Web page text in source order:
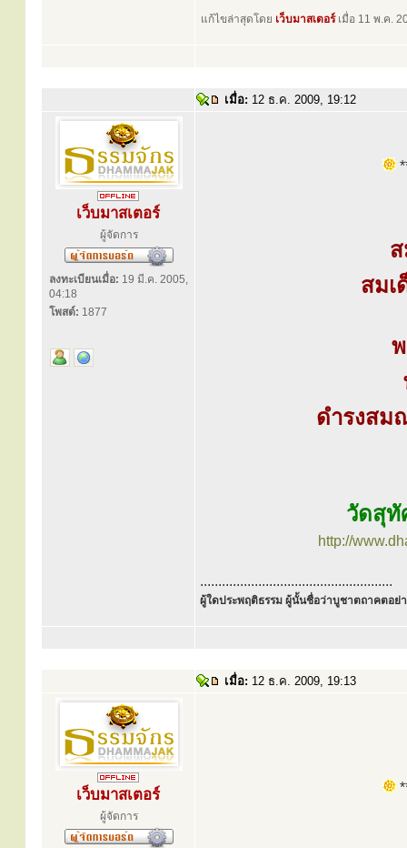
แก้ไขล่าสุดโดย เว็บมาสเตอร์เมื่อ 11 พ.ค.
เมื่อ: 12 ธ.ค. 2009, 19:12
เว็บมาสเตอร์
ผู้จัดการ
ลงทะเบียนเมื่อ: 19 มี.ค. 2005,
04:18
โพสต์: 1877
สมเ
ดำรงสม
วัดสุทั
http://
.....................................................
ผู้ใดประพฤติธรรม ผู้นั้นชื่อว่าบูชาตถาคตอย่า
เมื่อ: 12 ธ.ค. 2009, 19:13
เว็บมาสเตอร์
ผู้จัดการ